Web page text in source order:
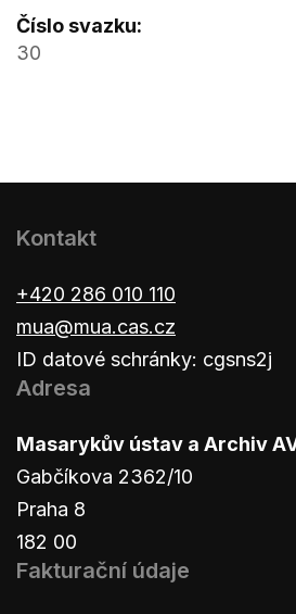
Číslo svazku:
30
Kontakt
+420 286 010 110
mua@mua.cas.cz
ID datové schránky: cgsns2j
Adresa
Masarykův ústav a Archiv AV
Gabčíkova 2362/10
Praha 8
182 00
Fakturační údaje